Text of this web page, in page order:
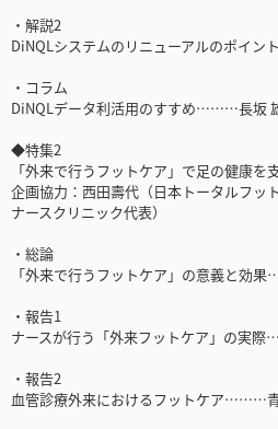
・解説2
DiNQLシステムのリニューアルのポイ
・コラム
DiNQLデータ利活用のすすめ………長坂
◆特集2
「外来で行うフットケア」で足の健康を
企画協力：西田壽代（日本トータルフッ
ナースクリニック代表）
・総論
「外来で行うフットケア」の意義と効
・報告1
ナースが行う「外来フットケア」の実
・報告2
血管診療外来におけるフットケア………